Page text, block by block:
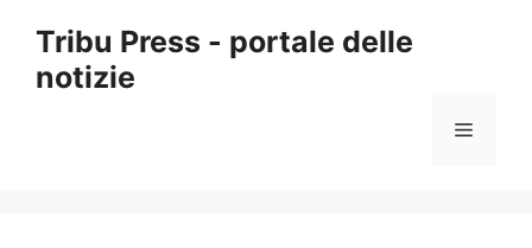
content
Tribu Press - portale delle
notizie
Menu